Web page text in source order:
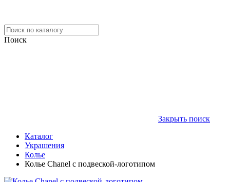
Поиск
Закрыть поиск
Каталог
Украшения
Колье
Колье Chanel с подвеской-логотипом